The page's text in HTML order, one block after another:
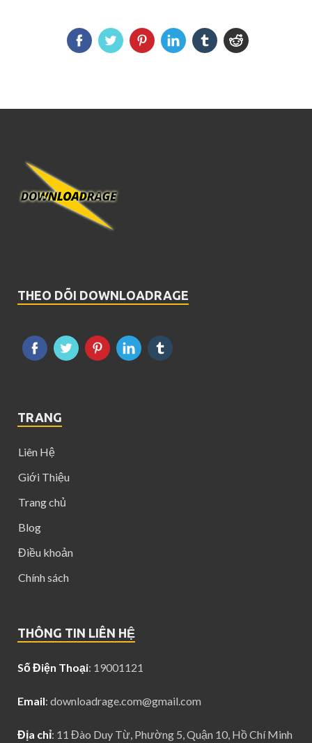
THEO DÕI DOWNLOADRAGE
TRANG
Liên Hệ
Giới Thiệu
Trang chủ
Blog
Điều khoản
Chính sách
THÔNG TIN LIÊN HỆ
Số Điện Thoại: 19001121
Email: downloadrage.com@gmail.com
Địa chỉ: 11 Đào Duy Từ, Phường 5, Quận 10, Hồ Chí Minh